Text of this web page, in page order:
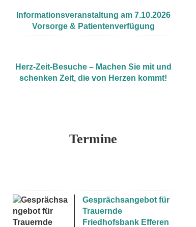
Informationsveranstaltung am 7.10.2026
Vorsorge & Patientenverfügung
Herz-Zeit-Besuche – Machen Sie mit und
schenken Zeit, die von Herzen kommt!
Termine
Gesprächsangebot für
Trauernde
Friedhofsbank Efferen